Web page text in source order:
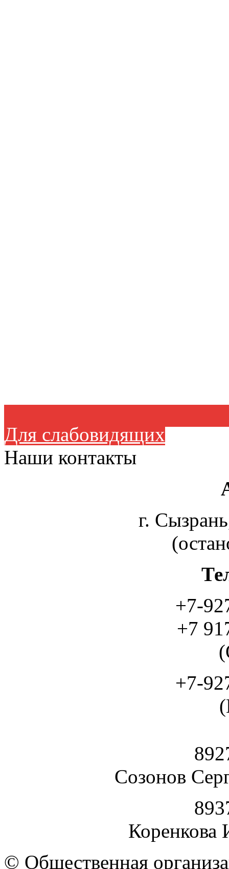
Для слабовидящих
Наши контакты
г.
+7-
+7
+7-
Созонов
Коренкова
© Общественная